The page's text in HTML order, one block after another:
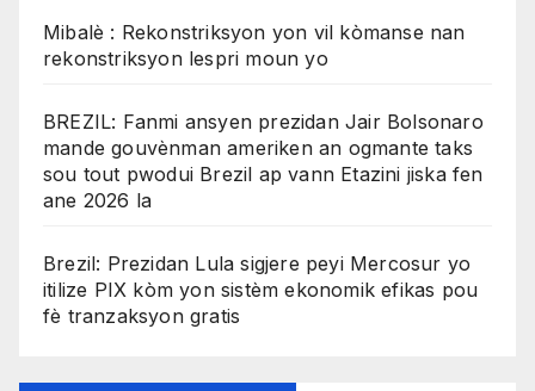
Mibalè : Rekonstriksyon yon vil kòmanse nan
rekonstriksyon lespri moun yo
BREZIL: Fanmi ansyen prezidan Jair Bolsonaro
mande gouvènman ameriken an ogmante taks
sou tout pwodui Brezil ap vann Etazini jiska fen
ane 2026 la
Brezil: Prezidan Lula sigjere peyi Mercosur yo
itilize PIX kòm yon sistèm ekonomik efikas pou
fè tranzaksyon gratis